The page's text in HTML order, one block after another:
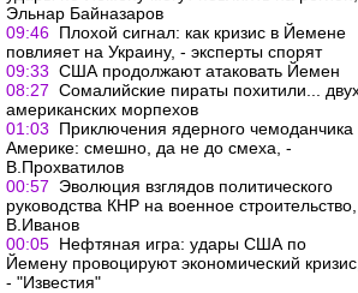
Эльнар Байназаров
09:46 Плохой сигнал: как кризис в Йемене
повлияет на Украину, - эксперты спорят
09:33 США продолжают атаковать Йемен
08:27 Сомалийские пираты похитили...
американских морпехов
01:03
Приключения ядерного чемоданчика
Америке: смешно, да не до смеха, -
В.Прохватилов
00:57
Эволюция взглядов политического
руководства КНР на военное
В.Иванов
00:05 Нефтяная игра: удары США по
Йемену провоцируют экономический кризис,
- "Известия"